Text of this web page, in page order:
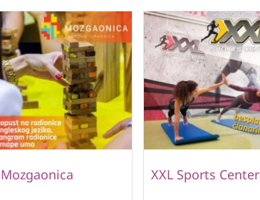
Mozgaonica XXL Sports Center